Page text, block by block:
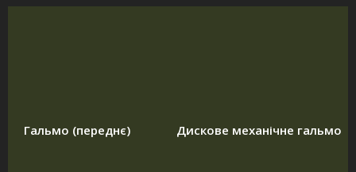
Гальмо (переднє) Дискове механічне гальмо